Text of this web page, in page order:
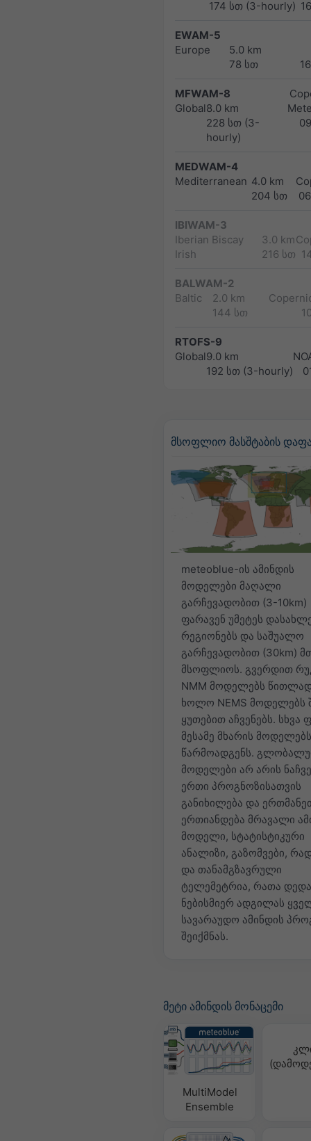
174 სთ (3-hourly)
EWAM-5
Europe
5.0 km
78 სთ
MFWAM-8
Global8.0 km
228 სთ (3-
hourly)
MEDWAM-4
Mediterranean 4.0 km
204 სთ
IBIWAM-3
Iberian Biscay
Irish
3.0 km
216 სთ
BALWAM-2
Baltic
2.0 km
144 სთ
RTOFS-9
Global9.0 km
192 სთ (3-hourly)
მსოფლიო მასშტაბის
meteoblue-ის ამინდის
მოდელები მაღალი
გარჩევადობით (3-10km)
ფარავენ უმეტეს
რეგიონებს და საშუალო
გარჩევადობით (30km)
მსოფლიოს. გვერდით
NMM მოდელებს
ხოლო NEMS მოდელებს
ყუთებით აჩვენებს. სხვა
მესამე მხარის მოდელებს
წარმოადგენს.
მოდელები არ არის
ერთი პროგნოზისათვის
განიხილება და
ერთიანდება მრავალი
მოდელი, სტატისტიკური
ანალიზი, გაზომვები,
და თანამგზავრული
ტელემეტრია, რათა
ნებისმიერ ადგილას
სავარაუდო ამინდის
შეიქმნას.
მეტი ამინდის მონაცემი
MultiModel
Ensemble